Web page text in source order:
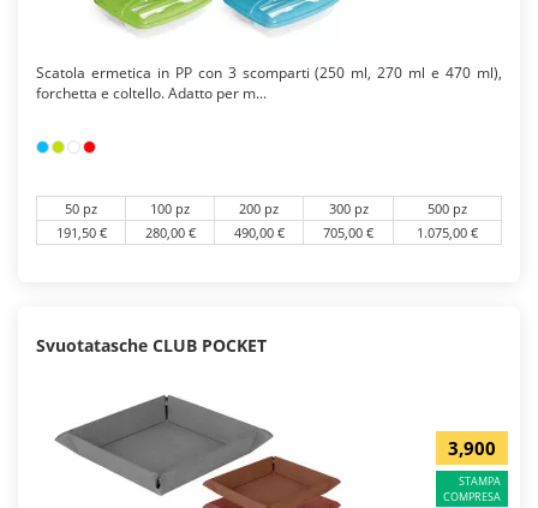
Scatola ermetica in PP con 3 scomparti (250 ml, 270 ml e 470 ml),
forchetta e coltello. Adatto per m...
50 pz 100 pz 200 pz 300 pz
500 pz
191,50 €
280,00 € 490,00 € 705,00 € 1.075,00 €
Svuotatasche CLUB POCKET
3,900
STAMPA
COMPRESA